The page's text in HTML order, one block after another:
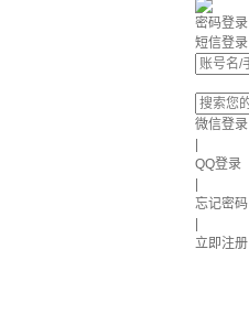
密码登录
短信登录
微信登录
QQ登录
忘记密码
立即注册